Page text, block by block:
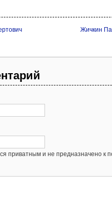
Жичкин
приватным и не предназначено к